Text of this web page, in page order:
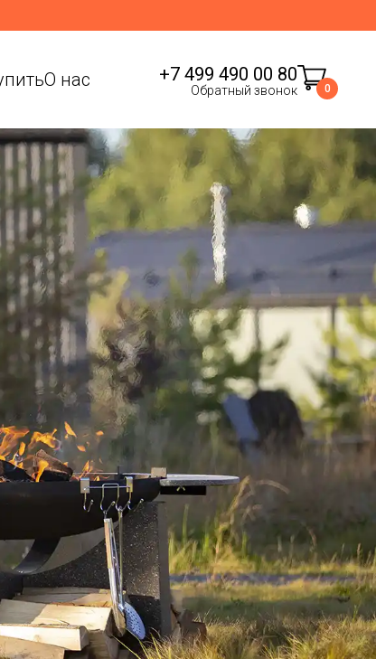
О нас +7 499 490 00 80
Обратный звонок 0